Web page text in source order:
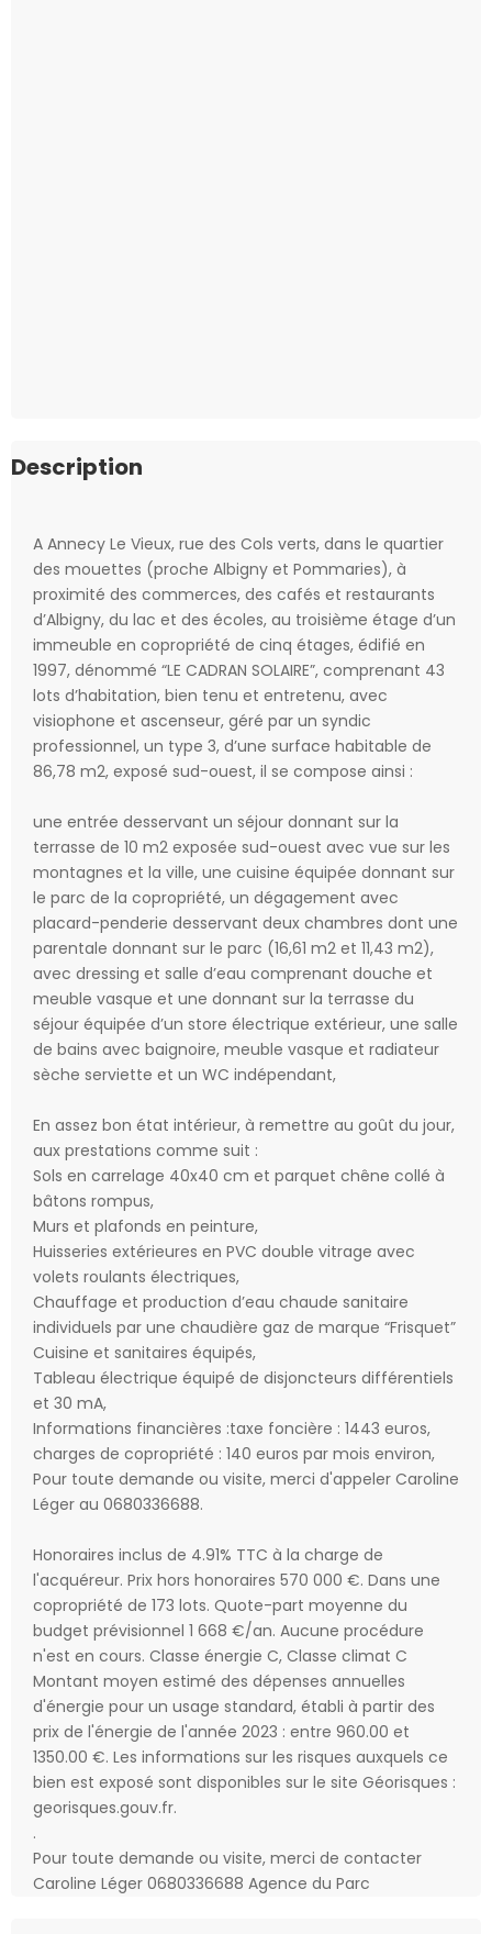
Description
A Annecy Le Vieux, rue des Cols verts, dans le quartier
des mouettes (proche Albigny et Pommaries), à
proximité des commerces, des cafés et restaurants
d’Albigny, du lac et des écoles, au troisième étage d’un
immeuble en copropriété de cinq étages, édifié en
1997, dénommé “LE CADRAN SOLAIRE”, comprenant 43
lots d’habitation, bien tenu et entretenu, avec
visiophone et ascenseur, géré par un syndic
professionnel, un type 3, d’une surface habitable de
86,78 m2, exposé sud-ouest, il se compose ainsi :
une entrée desservant un séjour donnant sur la
terrasse de 10 m2 exposée sud-ouest avec vue sur les
montagnes et la ville, une cuisine équipée donnant sur
le parc de la copropriété, un dégagement avec
placard-penderie desservant deux chambres dont une
parentale donnant sur le parc (16,61 m2 et 11,43 m2),
avec dressing et salle d’eau comprenant douche et
meuble vasque et une donnant sur la terrasse du
séjour équipée d’un store électrique extérieur, une salle
de bains avec baignoire, meuble vasque et radiateur
sèche serviette et un WC indépendant,
En assez bon état intérieur, à remettre au goût du jour,
aux prestations comme suit :
Sols en carrelage 40x40 cm et parquet chêne collé à
bâtons rompus,
Murs et plafonds en peinture,
Huisseries extérieures en PVC double vitrage avec
volets roulants électriques,
Chauffage et production d’eau chaude sanitaire
individuels par une chaudière gaz de marque “Frisquet”
Cuisine et sanitaires équipés,
Tableau électrique équipé de disjoncteurs différentiels
et 30 mA,
Informations financières :taxe foncière : 1443 euros,
charges de copropriété : 140 euros par mois environ,
Pour toute demande ou visite, merci d'appeler Caroline
Léger au 0680336688.
Honoraires inclus de 4.91% TTC à la charge de
l'acquéreur. Prix hors honoraires 570 000 €. Dans une
copropriété de 173 lots. Quote-part moyenne du
budget prévisionnel 1 668 €/an. Aucune procédure
n'est en cours. Classe énergie C, Classe climat C
Montant moyen estimé des dépenses annuelles
d'énergie pour un usage standard, établi à partir des
prix de l'énergie de l'année 2023 : entre 960.00 et
1350.00 €. Les informations sur les risques auxquels ce
bien est exposé sont disponibles sur le site Géorisques :
georisques.gouv.fr.
.
Pour toute demande ou visite, merci de contacter
Caroline Léger 0680336688 Agence du Parc